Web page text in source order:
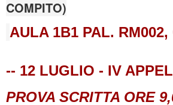
COMPITO)
AULA 1B1 PAL. RM002,
-- 12 LUGLIO - IV
PROVA SCRITTA ORE